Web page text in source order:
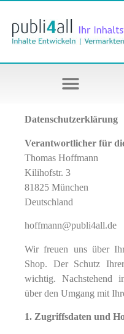
Datenschutzerklärung
Verantwortlicher für
Thomas Hoffmann
Kilihofstr. 3
81825 München
Deutschland
hoffmann@publi4all.de
Wir freuen uns über
Shop. Der Schutz
wichtig. Nachstehend
über den Umgang mit
1. Zugriffsdaten und